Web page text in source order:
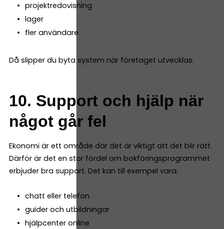
projektredovisning
lager
fler användare
Då slipper du byta system när företaget utvecklas.
10. Support och hjälp när
något går fel
Ekonomi är ett område där det är viktigt att det blir rätt.
Därför är det en stor fördel om bokföringsprogrammet
erbjuder bra support. Det kan till exempel vara:
chatt eller telefon
guider och utbildningar
hjälpcenter online